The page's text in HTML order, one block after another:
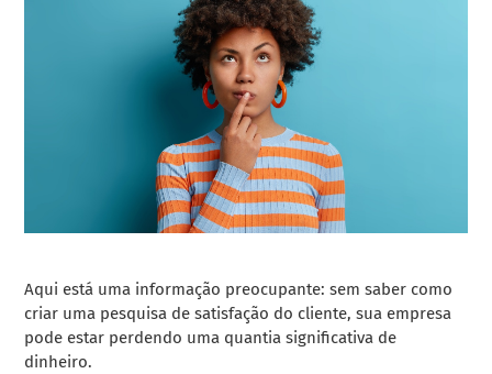
Aqui está uma informação preocupante: sem saber como
criar uma pesquisa de satisfação do cliente, sua empresa
pode estar perdendo uma quantia significativa de
dinheiro.